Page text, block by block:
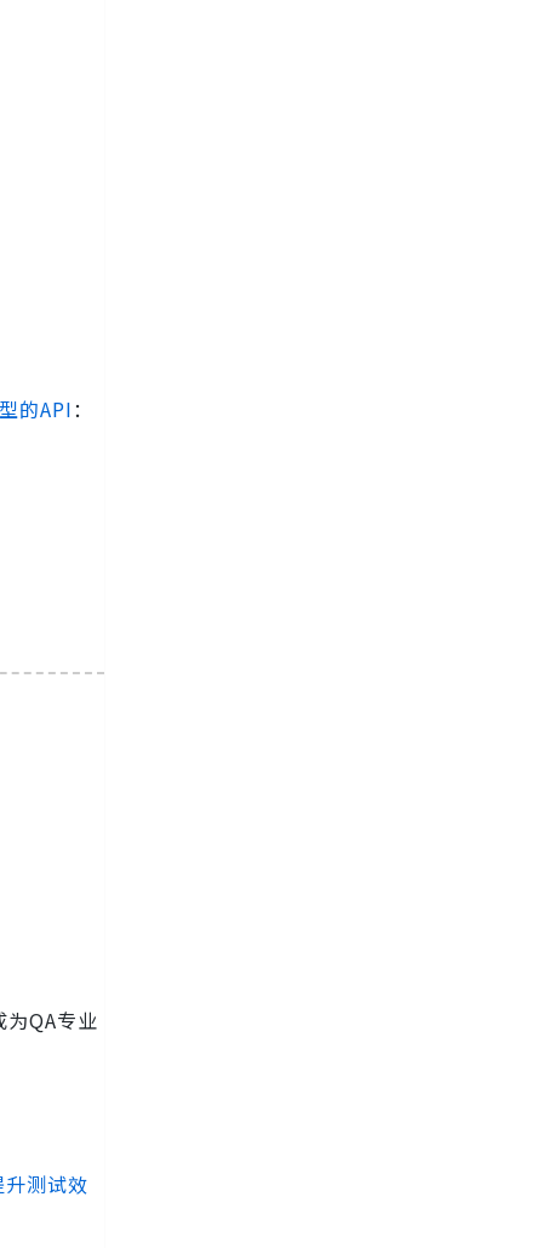
的API：
QA专业
升测试效